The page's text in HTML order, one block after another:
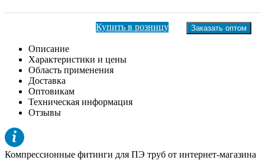
Заказать оптом
Купить в розницу
Описание
Характеристики и цены
Область применения
Доставка
Оптовикам
Техническая информация
Отзывы
Компрессионные фитинги для ПЭ труб от интернет-магазина